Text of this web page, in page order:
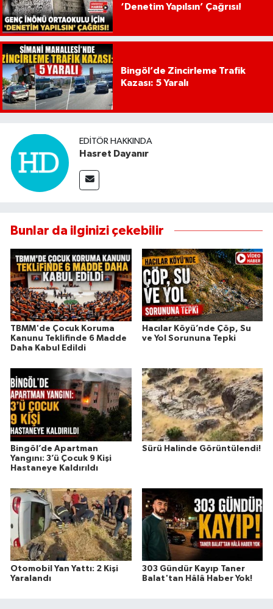
‘Denetim Yapılsın’ Çağrısı!
Bingöl’de Zincirleme Trafik
Kazası: 5 Yaralı
EDITÖR HAKKINDA
Hasret Dayanır
Bunlar da ilginizi çekebilir
TBMM'de Çocuk Koruma
Kanunu Teklifinde 6 Madde
Daha Kabul Edildi
Hacılar Köyü’nde Çöp, Su
ve Yol Sorununa Tepki
Bingöl’de Apartman
Yangını: 3’ü Çocuk 9 Kişi
Hastaneye Kaldırıldı
Sürü Halinde Görüntülendi!
Otomobil Yan Yattı: 2 Kişi
Yaralandı
303 Gündür Kayıp Taner
Balat'tan Hâlâ Haber Yok!